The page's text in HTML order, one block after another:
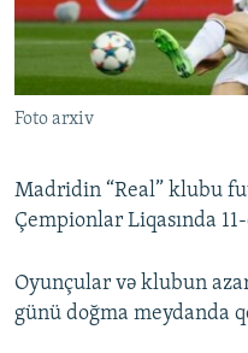
FOTOQALEREYA
İNFOQRAFIKA
KARIKATURA
OXU ZALI
AZƏRBAYCAN ƏDƏBIYYATI
İSLAM VƏ DEMOKRATIYA
HAQQIMIZDA
MISSIYAMIZ
PEŞƏ ETIKASI VƏ
AZADLIQRADIOSU MOBIL
BIZIMLƏ ƏLAQƏ
XƏBƏR BÜLLETENLƏRIMIZ
BIZI IZLƏ
RFE/RL-in bütün
Foto arxiv
Madridin “Real” klubu
Çempionlar Liqasında
Oyunçular və klubun
günü doğma meydanda